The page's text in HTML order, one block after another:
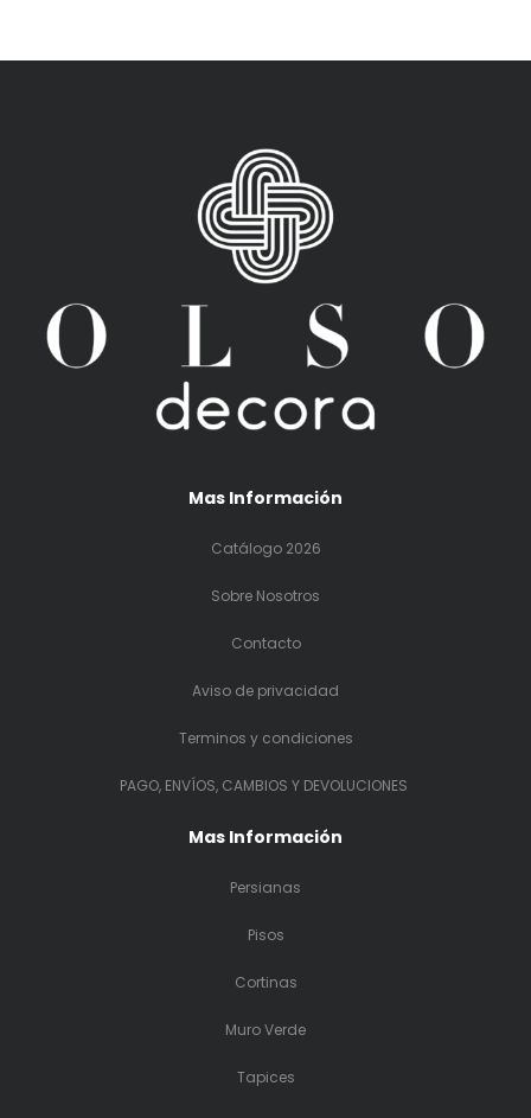
Mas Información
Catálogo 2026
Sobre Nosotros
Contacto
Aviso de privacidad
Terminos y condiciones
PAGO, ENVÍOS, CAMBIOS Y DEVOLUCIONES
Mas Información
Persianas
Pisos
Cortinas
Muro Verde
Tapices